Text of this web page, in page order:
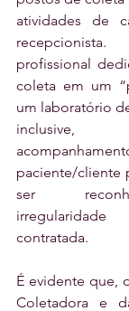
atividades de
profissional
coleta em um
um laboratório
inclusive,
paciente/cliente
ser
contratada.
É evidente que,
Coletadora e